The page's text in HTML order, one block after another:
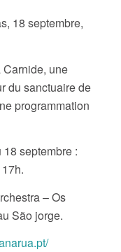
18 septembre,
une
du sanctuaire de
programmation
septembre :
– Os
São jorge.